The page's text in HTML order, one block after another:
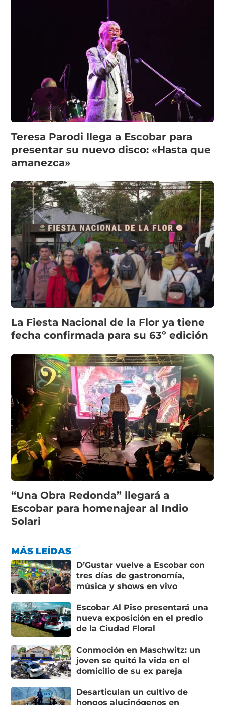
Teresa Parodi llega a Escobar para
presentar su nuevo disco: «Hasta que
amanezca»
La Fiesta Nacional de la Flor ya tiene
fecha confirmada para su 63º edición
“Una Obra Redonda” llegará a
Escobar para homenajear al Indio
Solari
MÁS LEÍDAS
D’Gustar vuelve a Escobar con
tres días de gastronomía,
música y shows en vivo
Escobar Al Piso presentará una
nueva exposición en el predio
de la Ciudad Floral
Conmoción en Maschwitz: un
joven se quitó la vida en el
domicilio de su ex pareja
Desarticulan un cultivo de
hongos alucinógenos en